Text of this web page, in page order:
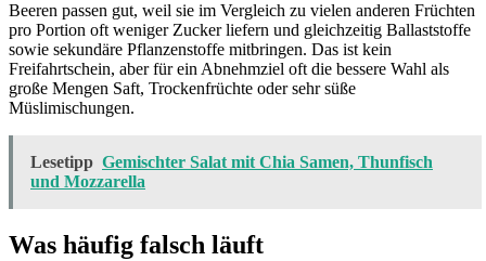
Beeren passen gut, weil sie im Vergleich zu vielen anderen Früchten
pro Portion oft weniger Zucker liefern und gleichzeitig Ballaststoffe
sowie sekundäre Pflanzenstoffe mitbringen. Das ist kein
Freifahrtschein, aber für ein Abnehmziel oft die bessere Wahl als
große Mengen Saft, Trockenfrüchte oder sehr süße
Müslimischungen.
Lesetipp Gemischter Salat mit Chia Samen, Thunfisch
und Mozzarella
Was häufig falsch läuft